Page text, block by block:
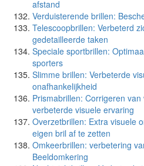
afstand
Verduisterende brillen:
Telescoopbrillen: Verbeterd
gedetailleerde taken
Speciale sportbrillen:
sporters
Slimme brillen: Verbeterde
onafhankelijkheid
Prismabrillen: Corrigeren
verbeterde visuele ervaring
Overzetbrillen: Extra visuele
eigen bril af te zetten
Omkeerbrillen: verbetering
Beeldomkering